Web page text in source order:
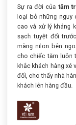
Sự ra đời của tăm
loại bỏ những nguy
cao và xử lý kháng
sạch tuyệt đối
màng nilon bên
cho chiếc tăm luôn
khắc khách hàng xé
đối, cho thấy nhà
khách lên hàng đầu.